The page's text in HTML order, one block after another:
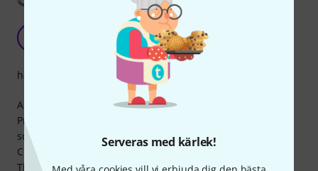
Serveras med kärlek!
Fine speaker cover
fixxxer88 14.01.2019
A perfect fit for Milan 12.
Pros: Quality is excellent, provides good protection against
scratches and surface damage. Overally neat.
Cons: a really tight fit, may have been a little loose.
The material is firm yet thin, a padded version would be
hantverkskvalitet